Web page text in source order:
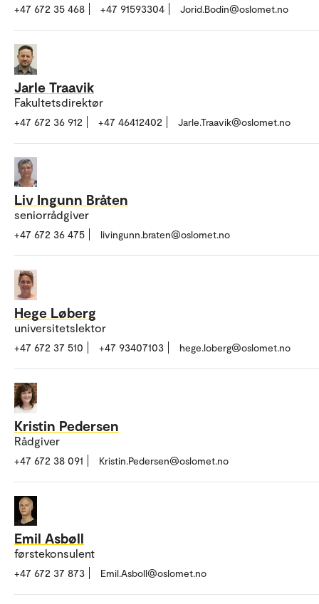
+47 672 35 468 +47 91593304 Jorid.Bodin@oslomet.no
Jarle Traavik
Fakultetsdirektør
+47 672 36 912 +47 46412402 Jarle.Traavik@oslomet.no
Liv Ingunn Bråten
seniorrådgiver
+47 672 36 475 livingunn.braten@oslomet.no
Hege Løberg
universitetslektor
+47 672 37 510 +47 93407103 hege.loberg@oslomet.no
Kristin Pedersen
Rådgiver
+47 672 38 091 Kristin.Pedersen@oslomet.no
Emil Asbøll
førstekonsulent
+47 672 37 873 Emil.Asboll@oslomet.no